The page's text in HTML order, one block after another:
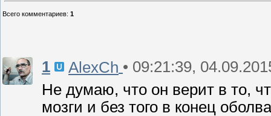
Всего комментариев: 1
1 AlexCh • 09:21:39,
Не думаю, что он верит в то,
мозги и без того в конец